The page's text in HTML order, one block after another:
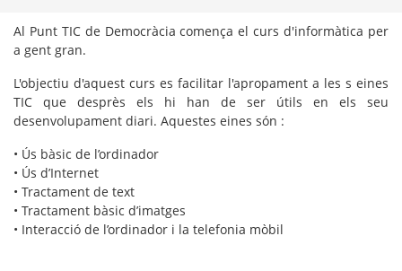
Al Punt TIC de Democràcia comença el curs d'informàtica per
a gent gran.
L'objectiu d'aquest curs es facilitar l'apropament a les s eines
TIC que desprès els hi han de ser útils en els seu
desenvolupament diari. Aquestes eines són :
• Ús bàsic de l’ordinador
• Ús d’Internet
• Tractament de text
• Tractament bàsic d’imatges
• Interacció de l’ordinador i la telefonia mòbil